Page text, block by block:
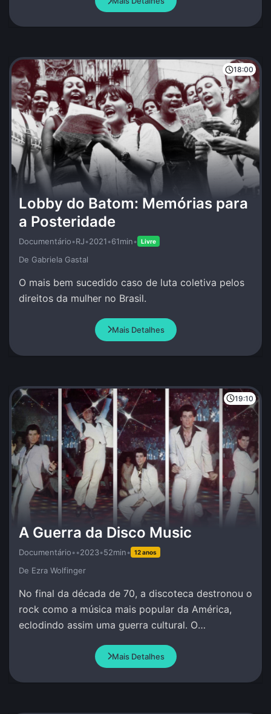
18:00
Lobby do Batom: Memórias para
a Posteridade
Documentário•RJ•2021•61min• Livre
De Gabriela Gastal
O mais bem sucedido caso de luta coletiva pelos
direitos da mulher no Brasil.
Mais Detalhes
19:10
A Guerra da Disco Music
Documentário••2023•52min• 12 anos
De Ezra Wolfinger
No final da década de 70, a discoteca destronou o
rock como a música mais popular da América,
eclodindo assim uma guerra cultural. O
Mais Detalhes